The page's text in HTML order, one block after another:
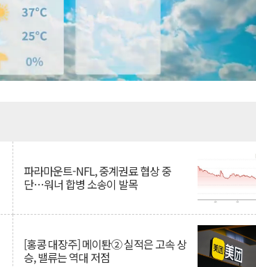
파라마운트-NFL, 중계권료 협상 중
단…워너 합병 소송이 발목
[홍콩 대장주] 메이퇀② 실적은 고속 상
승, 밸류는 역대 저점